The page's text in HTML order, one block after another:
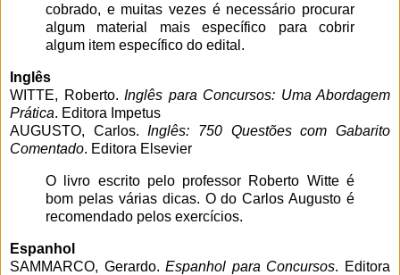
cobrado, e muitas vezes é necessário procurar
algum material mais específico para cobrir
algum item específico do edital.
Inglês
WITTE, Roberto. Inglês para Concursos: Uma Abordagem
Prática. Editora Impetus
AUGUSTO, Carlos.Inglês: 750 Questões com Gabarito
Comentado. Editora Elsevier
O livro escrito pelo professor Roberto Witte é
bom pelas várias dicas. O do Carlos Augusto é
recomendado pelos exercícios.
Espanhol
SAMMARCO, Gerardo.Espanhol para Concursos. Editora